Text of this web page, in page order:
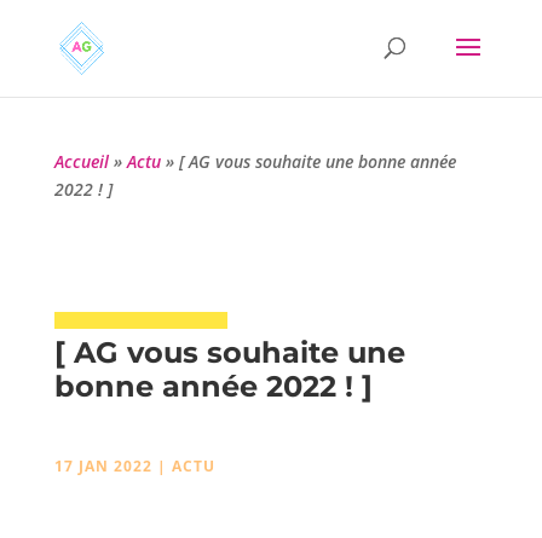
Accueil»Actu» [ AG vous souhaite une bonne année
2022 ! ]
[ AG vous souhaite une
bonne année 2022 ! ]
17 JAN 2022 | ACTU